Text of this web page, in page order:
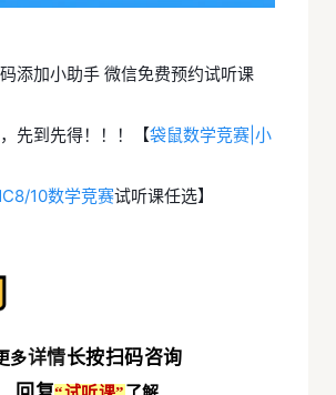
添加小助手 微信免费预约试听课
先到先得！！！【袋鼠数学竞赛|小
10数学竞赛试听课任选】
多详情长按扫码咨询